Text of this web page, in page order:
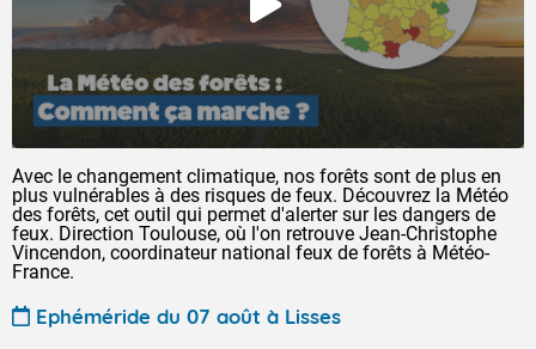
Avec le changement climatique, nos forêts sont de plus en
plus vulnérables à des risques de feux. Découvrez la Météo
des forêts, cet outil qui permet d'alerter sur les dangers de
feux. Direction Toulouse, où l'on retrouve Jean-Christophe
Vincendon, coordinateur national feux de forêts à Météo-
France.
Ephéméride du 07 août à Lisses